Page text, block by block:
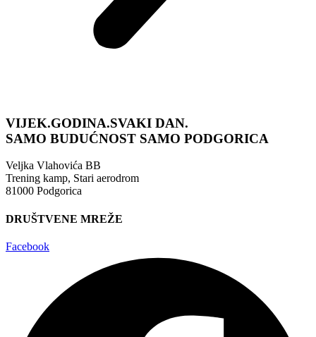
VIJEK.GODINA.SVAKI DAN.
SAMO BUDUĆNOST SAMO PODGORICA
Veljka Vlahovića BB
Trening kamp, Stari aerodrom
81000 Podgorica
DRUŠTVENE MREŽE
Facebook